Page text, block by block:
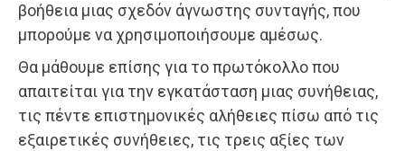
βοήθεια μιας σχεδόν άγνωστης συνταγής, που
μπορούμε να χρησιμοποιήσουμε αμέσως.
Θα μάθουμε επίσης για το πρωτόκολλο που
απαιτείται για την εγκατάσταση μιας συνήθειας,
τις πέντε επιστημονικές αλήθειες πίσω από τις
εξαιρετικές συνήθειες, τις τρεις αξίες των